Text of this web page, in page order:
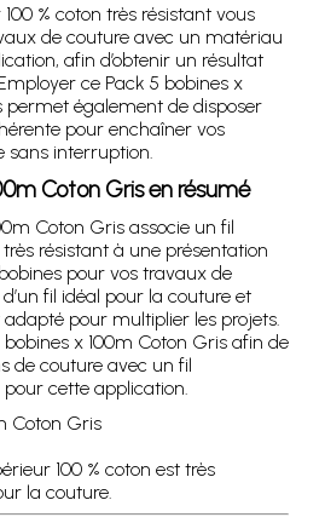
% coton très résistant vous
de couture avec un matériau
afin d’obtenir un résultat
ce Pack 5 bobines x
permet également de disposer
pour enchaîner vos
sans interruption.
Coton Gris en résumé
Coton Gris associe un fil
résistant à une présentation
pour vos travaux de
fil idéal pour la couture et
pour multiplier les projets.
x 100m Coton Gris afin de
de couture avec un fil
cette application.
Coton Gris
100 % coton est très
la couture.